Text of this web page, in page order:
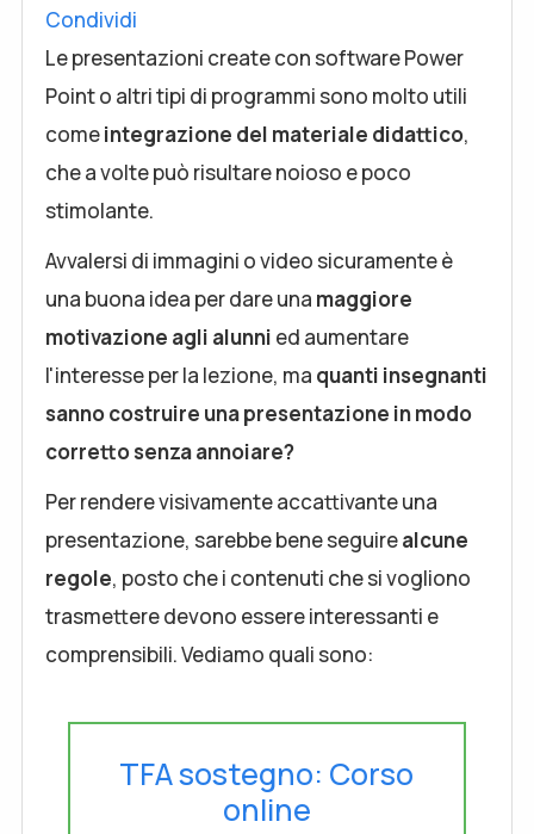
Condividi
Le presentazioni create con software Power
Point o altri tipi di programmi sono molto utili
comeintegrazione del materiale didattico,
che a volte può risultare noioso e poco
stimolante.
Avvalersi di immagini o video sicuramente è
una buona idea per dare una maggiore
motivazione agli alunni ed aumentare
l'interesse per la lezione, ma quanti insegnanti
sanno costruire una presentazione in modo
corretto senza annoiare?
Per rendere visivamente accattivante una
presentazione, sarebbe bene seguirealcune
regole, posto che i contenuti che si vogliono
trasmettere devono essere interessanti e
comprensibili. Vediamo quali sono:
TFA sostegno: Corso
online